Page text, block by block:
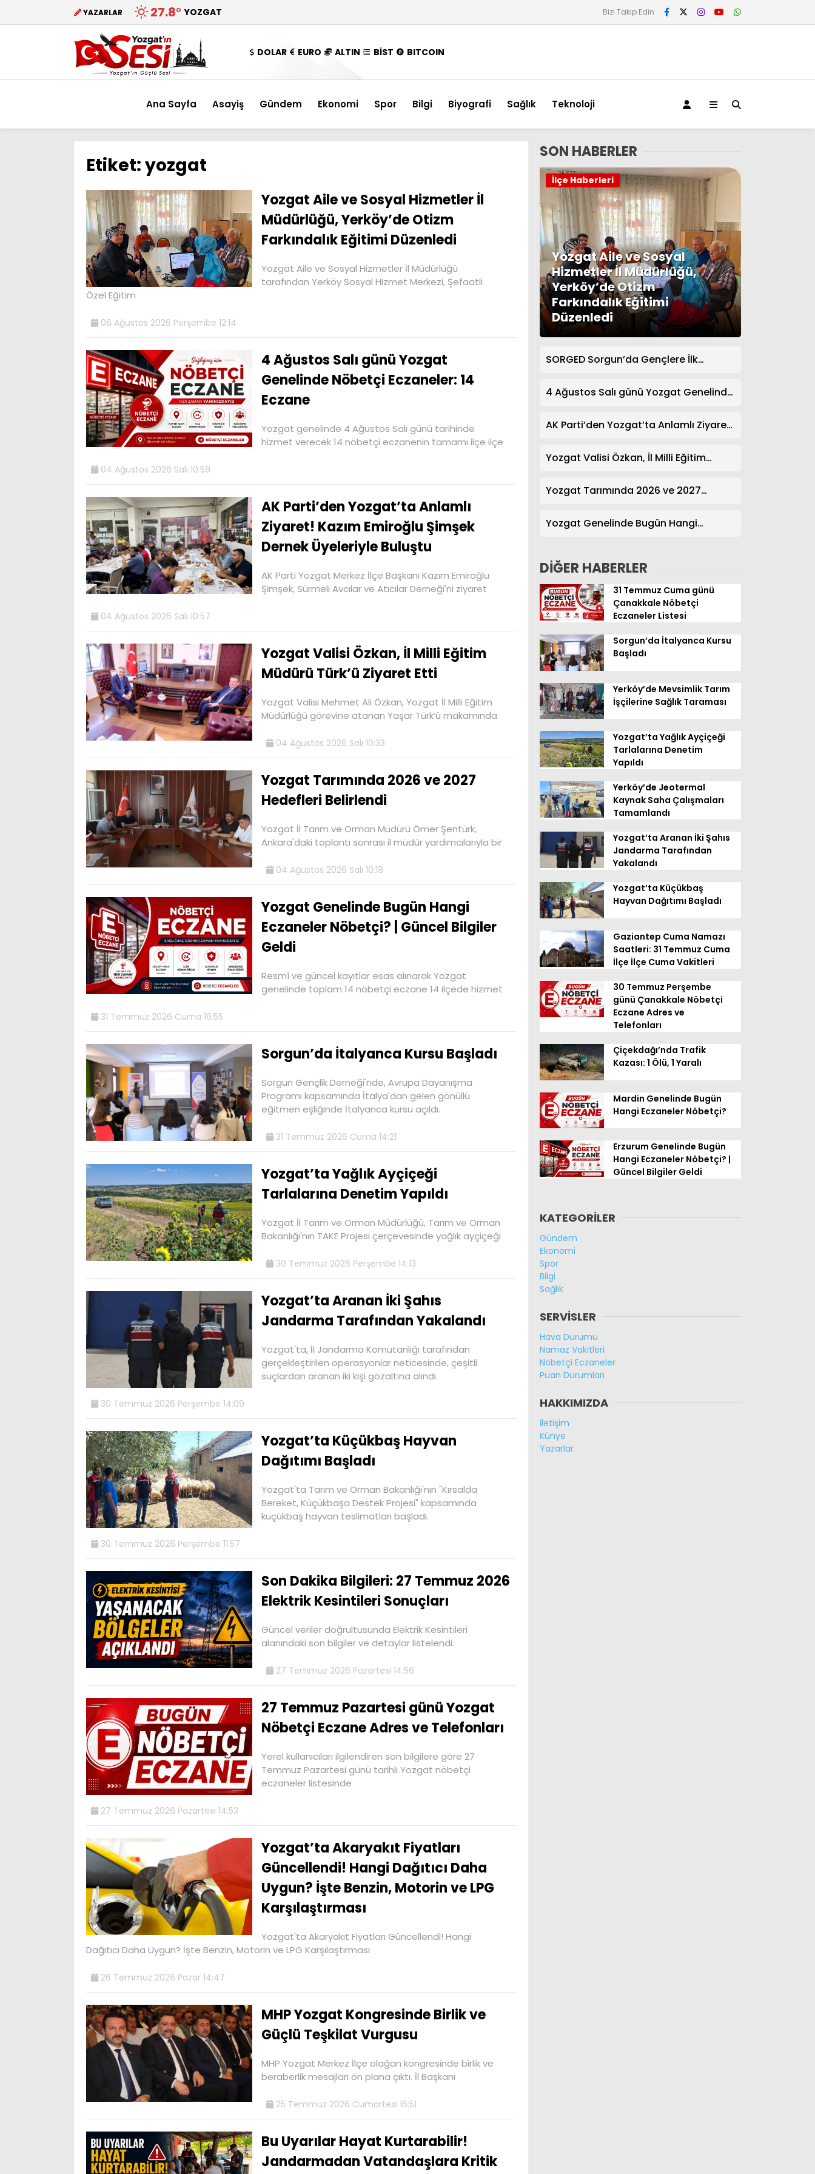
YAZARLAR 27.8° YOZGAT Bizi Takip Edin
DOLAR EURO ALTIN BİST BITCOIN
Ana Sayfa Asayiş Gündem Ekonomi Spor Bilgi Biyografi Sağlık Teknoloji
Etiket:yozgat
Yozgat Aile ve Sosyal Hizmetler İl
Müdürlüğü, Yerköy’de Otizm
Farkındalık Eğitimi Düzenledi
Yozgat Aile ve Sosyal Hizmetler İl Müdürlüğü
tarafından Yerköy Sosyal Hizmet Merkezi, Şefaatli
Özel Eğitim
06 Ağustos 2026 Perşembe 12:14
4 Ağustos Salı günü Yozgat
Genelinde Nöbetçi Eczaneler: 14
Eczane
Yozgat genelinde 4 Ağustos Salı günü tarihinde
hizmet verecek 14 nöbetçi eczanenin tamamı ilçe ilçe
04 Ağustos 2026 Salı 10:59
AK Parti’den Yozgat’ta Anlamlı
Ziyaret! Kazım Emiroğlu Şimşek
Dernek Üyeleriyle Buluştu
AK Parti Yozgat Merkez İlçe Başkanı Kazım Emiroğlu
Şimşek, Sürmeli Avcılar ve Atıcılar Derneği'ni ziyaret
04 Ağustos 2026 Salı 10:57
Yozgat Valisi Özkan, İl Milli Eğitim
Müdürü Türk’ü Ziyaret Etti
Yozgat Valisi Mehmet Ali Özkan, Yozgat İl Milli Eğitim
Müdürlüğü görevine atanan Yaşar Türk’ü makamında
04 Ağustos 2026 Salı 10:33
Yozgat Tarımında 2026 ve 2027
Hedefleri Belirlendi
Yozgat İl Tarım ve Orman Müdürü Ömer Şentürk,
Ankara'daki toplantı sonrası il müdür yardımcılarıyla bir
04 Ağustos 2026 Salı 10:18
Yozgat Genelinde Bugün Hangi
Eczaneler Nöbetçi? | Güncel Bilgiler
Geldi
Resmî ve güncel kayıtlar esas alınarak Yozgat
genelinde toplam 14 nöbetçi eczane 14 ilçede hizmet
31 Temmuz 2026 Cuma 16:55
Sorgun’da İtalyanca Kursu Başladı
Sorgun Gençlik Derneği'nde, Avrupa Dayanışma
Programı kapsamında İtalya'dan gelen gönüllü
eğitmen eşliğinde İtalyanca kursu açıldı.
31 Temmuz 2026 Cuma 14:21
Yozgat’ta Yağlık Ayçiçeği
Tarlalarına Denetim Yapıldı
Yozgat İl Tarım ve Orman Müdürlüğü, Tarım ve Orman
Bakanlığı'nın TAKE Projesi çerçevesinde yağlık ayçiçeği
30 Temmuz 2026 Perşembe 14:13
Yozgat’ta Aranan İki Şahıs
Jandarma Tarafından Yakalandı
Yozgat'ta, İl Jandarma Komutanlığı tarafından
gerçekleştirilen operasyonlar neticesinde, çeşitli
suçlardan aranan iki kişi gözaltına alındı.
30 Temmuz 2026 Perşembe 14:09
Yozgat’ta Küçükbaş Hayvan
Dağıtımı Başladı
Yozgat'ta Tarım ve Orman Bakanlığı'nın "Kırsalda
Bereket, Küçükbaşa Destek Projesi" kapsamında
küçükbaş hayvan teslimatları başladı.
30 Temmuz 2026 Perşembe 11:57
Son Dakika Bilgileri: 27 Temmuz 2026
Elektrik Kesintileri Sonuçları
Güncel veriler doğrultusunda Elektrik Kesintileri
alanındaki son bilgiler ve detaylar listelendi.
27 Temmuz 2026 Pazartesi 14:56
27 Temmuz Pazartesi günü Yozgat
Nöbetçi Eczane Adres ve Telefonları
Yerel kullanıcıları ilgilendiren son bilgilere göre 27
Temmuz Pazartesi günü tarihli Yozgat nöbetçi
eczaneler listesinde
27 Temmuz 2026 Pazartesi 14:53
Yozgat’ta Akaryakıt Fiyatları
Güncellendi! Hangi Dağıtıcı Daha
Uygun? İşte Benzin, Motorin ve LPG
Karşılaştırması
Yozgat'ta Akaryakıt Fiyatları Güncellendi! Hangi
Dağıtıcı Daha Uygun? İşte Benzin, Motorin ve LPG Karşılaştırması
26 Temmuz 2026 Pazar 14:47
MHP Yozgat Kongresinde Birlik ve
Güçlü Teşkilat Vurgusu
MHP Yozgat Merkez İlçe olağan kongresinde birlik ve
beraberlik mesajları ön plana çıktı. İl Başkanı
25 Temmuz 2026 Cumartesi 16:51
Bu Uyarılar Hayat Kurtarabilir!
Jandarmadan Vatandaşlara Kritik
SON HABERLER
Yozgat Aile ve Sosyal
Hizmetler İl Müdürlüğü,
Yerköy’de Otizm
Farkındalık Eğitimi
Düzenledi
İlçe Haberleri
SORGED Sorgun’da Gençlere İlk
4 Ağustos Salı günü Yozgat Genelinde
AK Parti’den Yozgat’ta Anlamlı Ziyaret!
Üyeleriyle Buluştu
Yozgat Valisi Özkan, İl Milli Eğitim
Yozgat Tarımında 2026 ve 2027
Yozgat Genelinde Bugün Hangi
DİĞER HABERLER
31 Temmuz Cuma günü
Çanakkale Nöbetçi
Eczaneler Listesi
Sorgun’da İtalyanca Kursu
Başladı
Yerköy’de Mevsimlik Tarım
İşçilerine Sağlık Taraması
Yozgat’ta Yağlık Ayçiçeği
Tarlalarına Denetim
Yapıldı
Yerköy’de Jeotermal
Kaynak Saha Çalışmaları
Tamamlandı
Yozgat’ta Aranan İki Şahıs
Jandarma Tarafından
Yakalandı
Yozgat’ta Küçükbaş
Hayvan Dağıtımı Başladı
Gaziantep Cuma Namazı
Saatleri: 31 Temmuz Cuma
İlçe İlçe Cuma Vakitleri
30 Temmuz Perşembe
günü Çanakkale Nöbetçi
Eczane Adres ve
Telefonları
Çiçekdağı’nda Trafik
Kazası: 1 Ölü, 1 Yaralı
Mardin Genelinde Bugün
Hangi Eczaneler Nöbetçi?
Erzurum Genelinde Bugün
Hangi Eczaneler Nöbetçi? |
Güncel Bilgiler Geldi
KATEGORİLER
Gündem
Ekonomi
Spor
Bilgi
Sağlık
SERVİSLER
Hava Durumu
Namaz Vakitleri
Nöbetçi Eczaneler
Puan Durumları
HAKKIMIZDA
İletişim
Künye
Yazarlar